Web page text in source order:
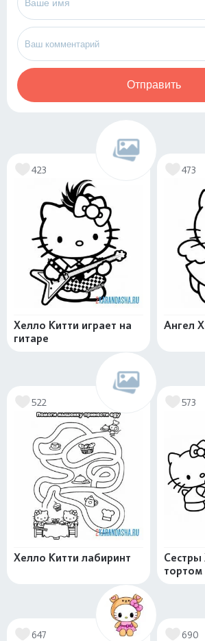
Отправить
423
Хелло Китти играет на
гитаре
473
Ангел
522
Хелло Китти лабиринт
573
Сестры
тортом
647 690